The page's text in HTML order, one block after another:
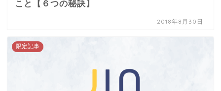
こと【６つの秘訣】
2018年8月30日
限定記事